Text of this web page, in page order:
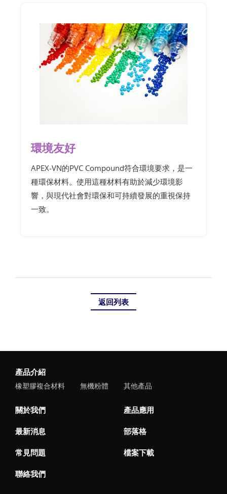
環境友好
APEX-VN的PVC Compound符合環境要求，是一
種環保材料。使用這種材料有助於減少環境影
響，與現代社會對環保和可持續發展的重視保持
一致。
返回列表
產品介紹
橡塑膠複合材料 無機粉體 其他產品
關於我們 產品應用
最新消息 部落格
常見問題 檔案下載
聯絡我們